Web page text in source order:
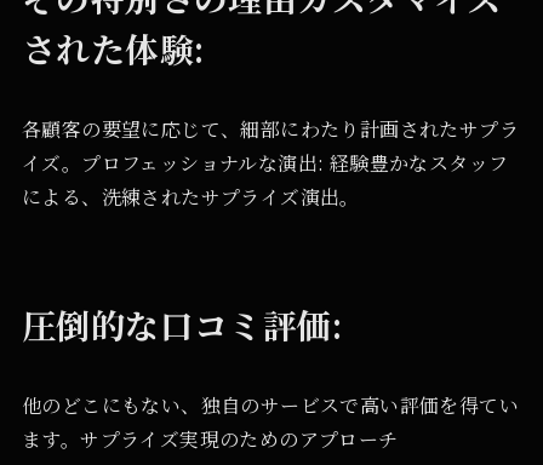
された体験:
各顧客の要望に応じて、細部にわたり計画されたサプラ
イズ。プロフェッショナルな演出: 経験豊かなスタッフ
による、洗練されたサプライズ演出。
圧倒的な口コミ評価:
他のどこにもない、独自のサービスで高い評価を得てい
ます。サプライズ実現のためのアプローチ